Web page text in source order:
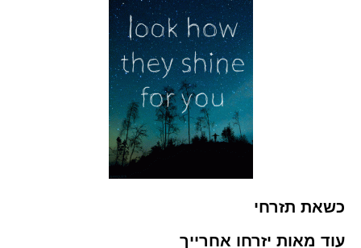
כשאת תזרחי
עוד מאות יזרחו אחרייך